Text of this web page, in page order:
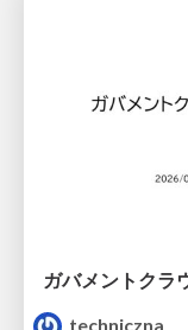
ガバメントクラ
techniczna